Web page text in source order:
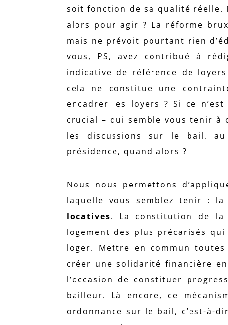
soit fonction de sa qualité réelle.
alors pour agir ? La réforme
mais ne prévoit pourtant rien
vous, PS, avez contribué à
indicative de référence de
cela ne constitue une
encadrer les loyers ? Si ce
crucial – qui semble vous tenir à
les discussions sur le bail,
présidence, quand alors ?
Nous nous permettons
laquelle vous semblez tenir : la
locatives. La constitution de la
logement des plus précarisés
loger. Mettre en commun
créer une solidarité financière
l’occasion de constituer
bailleur. Là encore, ce
ordonnance sur le bail, c’est-à-